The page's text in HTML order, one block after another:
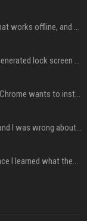
Google built a portable AI translator that works offline, and you can build one too
Google could soon let you create AI-generated lock screen clocks on Android
Google reveals how much free space Chrome wants to install local AI models
I put off buying a 3D printer for years, and I was wrong about almost everything
I stopped buying the wrong charger once I learned what these names mean